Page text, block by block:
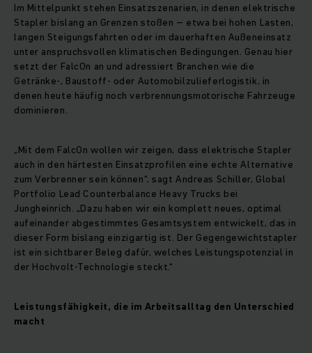
Im Mittelpunkt stehen Einsatzszenarien, in denen elektrische
Stapler bislang an Grenzen stoßen – etwa bei hohen Lasten,
langen Steigungsfahrten oder im dauerhaften Außeneinsatz
unter anspruchsvollen klimatischen Bedingungen. Genau hier
setzt der FalcOn an und adressiert Branchen wie die
Getränke-, Baustoff- oder Automobilzulieferlogistik, in
denen heute häufig noch verbrennungsmotorische Fahrzeuge
dominieren.
„Mit dem FalcOn wollen wir zeigen, dass elektrische Stapler
auch in den härtesten Einsatzprofilen eine echte Alternative
zum Verbrenner sein können“, sagt Andreas Schiller, Global
Portfolio Lead Counterbalance Heavy Trucks bei
Jungheinrich. „Dazu haben wir ein komplett neues, optimal
aufeinander abgestimmtes Gesamtsystem entwickelt, das in
dieser Form bislang einzigartig ist. Der Gegengewichtstapler
ist ein sichtbarer Beleg dafür, welches Leistungspotenzial in
der Hochvolt-Technologie steckt.“
Leistungsfähigkeit, die im Arbeitsalltag den Unterschied
macht